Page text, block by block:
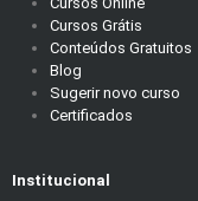
Cursos Grátis
Conteúdos Gratuitos
Blog
Sugerir novo curso
Certificados
Institucional